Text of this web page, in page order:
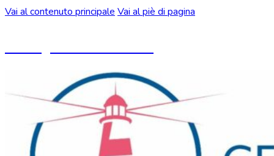
Vai al contenuto principale Vai al piè di pagina